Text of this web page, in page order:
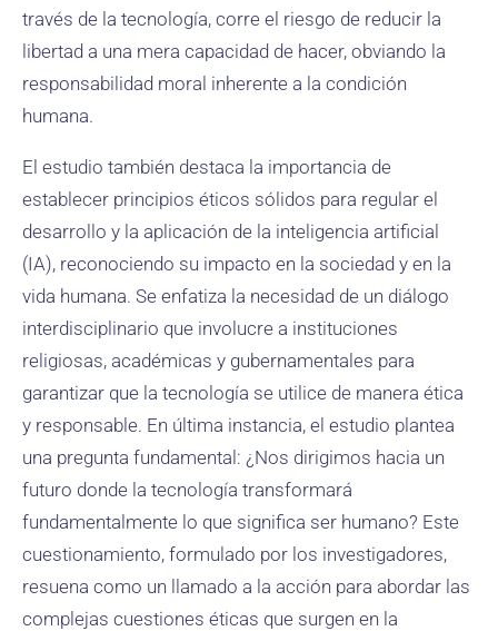
través de la tecnología, corre el riesgo de reducir la
libertad a una mera capacidad de hacer, obviando la
responsabilidad moral inherente a la condición
humana.
El estudio también destaca la importancia de
establecer principios éticos sólidos para regular el
desarrollo y la aplicación de la inteligencia artificial
(IA), reconociendo su impacto en la sociedad y en la
vida humana. Se enfatiza la necesidad de un diálogo
interdisciplinario que involucre a instituciones
religiosas, académicas y gubernamentales para
garantizar que la tecnología se utilice de manera ética
y responsable. En última instancia, el estudio plantea
una pregunta fundamental: ¿Nos dirigimos hacia un
futuro donde la tecnología transformará
fundamentalmente lo que significa ser humano? Este
cuestionamiento, formulado por los investigadores,
resuena como un llamado a la acción para abordar las
complejas cuestiones éticas que surgen en la